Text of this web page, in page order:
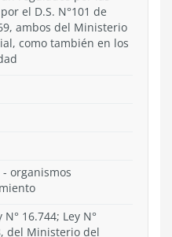
el D.S. N°101 de
ambos del Ministerio
como también en los
organismos
16.744; Ley N°
del Ministerio del